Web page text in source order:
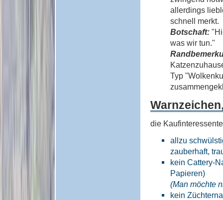
allerdings
schnell merkt.
Botschaft:
was wir tun."
Typ
die
allzu
zauberhaft,
kein Cattery-
Papieren)
(Man möchte
kein